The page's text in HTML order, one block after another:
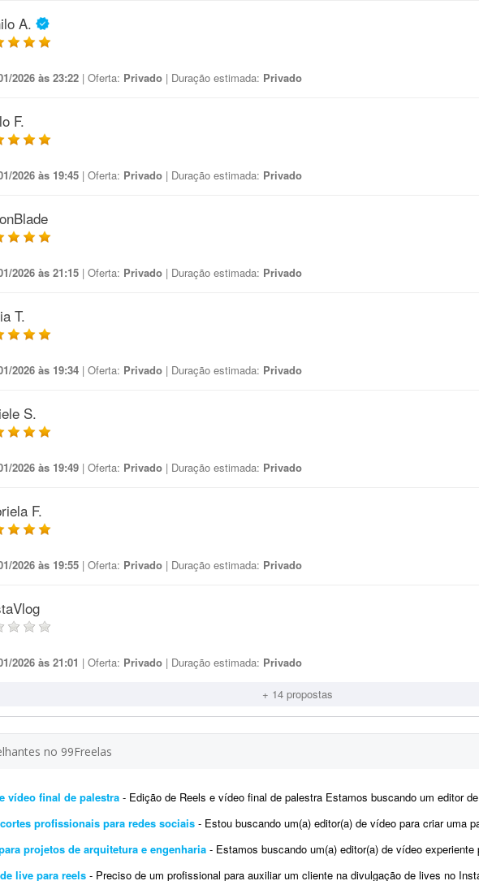
A.
2026 às 23:22 | Oferta: Privado | Duração estimada: Privado
F.
2026 às 19:45 | Oferta: Privado | Duração estimada: Privado
2026 às 21:15 | Oferta: Privado | Duração estimada: Privado
T.
2026 às 19:34 | Oferta: Privado | Duração estimada: Privado
S.
2026 às 19:49 | Oferta: Privado | Duração estimada: Privado
F.
2026 às 19:55 | Oferta: Privado | Duração estimada: Privado
2026 às 21:01 | Oferta: Privado | Duração estimada: Privado
+ 14 propostas
no 99Freelas
vídeo final de palestra - Edição de Reels e vídeo final de palestra Estamos buscando um editor de vídeo com experiência
profissionais para redes sociais - Estou buscando um(a) editor(a) de vídeo para criar uma parceria recorrente na transformação de
projetos de arquitetura e engenharia - Estamos buscando um(a) editor(a) de vídeo experiente para atuar em um projeto de grande porte de uma
live para reels - Preciso de um profissional para auxiliar um cliente na divulgação de lives no Instagram. O cliente está iniciando